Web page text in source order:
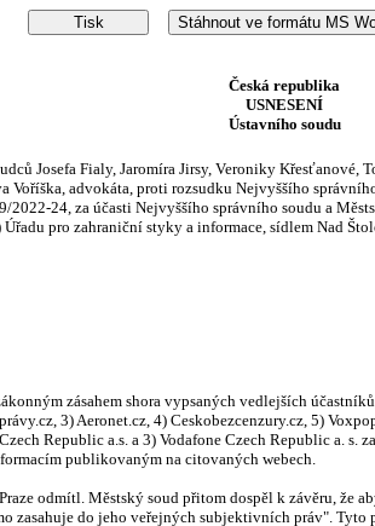
Česká republika
USNESENÍ
Ústavního soudu
Josefa Fialy, Jaromíra Jirsy, Veroniky
advokáta, proti rozsudku Nejvyššího
24, za účasti Nejvyššího správního soudu a
pro zahraniční styky a informace, sídlem Nad
zásahem shora vypsaných vedlejších
3) Aeronet.cz, 4) Ceskobezcenzury.cz, 5)
Republic a.s. a 3) Vodafone Czech Republic a.
publikovaným na citovaných webech.
odmítl. Městský soud přitom dospěl k závěru, že
do jeho veřejných subjektivních práv". Tyto